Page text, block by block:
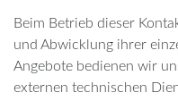
Beim Betrieb dieser
und Abwicklung ihrer
Angebote bedienen wir
externen technischen